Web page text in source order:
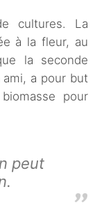
cultures. La
à la fleur, au
la seconde
a pour but
pour
peut